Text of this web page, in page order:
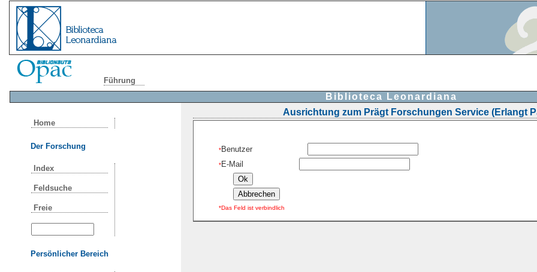
Führung
Biblioteca Leonardiana
Home
Der Forschung
Index
Feldsuche
Freie
Persönlicher Bereich
Ausrichtung zum Prägt Forschungen Service (Erlangt
*Benutzer
*E-Mail
*Das Feld ist verbindlich